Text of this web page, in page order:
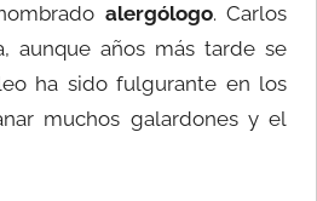
alergólogo. Carlos
aunque años más tarde se
ha sido fulgurante en los
muchos galardones y el